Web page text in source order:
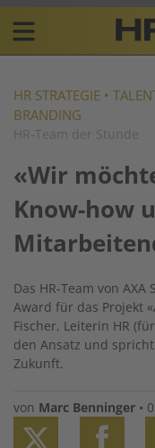
Skip
content
Plattform
für
Resources
navigation
DE
HR STRATEGIE •
BRANDING
HR-Team der Stunde
«Wir
Know-how
Das HR-Team von
Award für das Projekt
Fischer, Leiterin HR
den Ansatz und
Zukunft.
von Marc Benninger •